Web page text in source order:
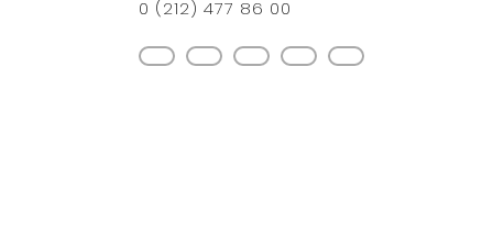
0 (212) 477 86 00